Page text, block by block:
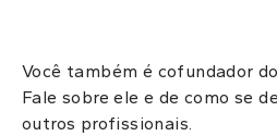
Você também é cofundador
Fale sobre ele e de como se
outros profissionais.